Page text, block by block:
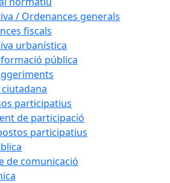
/ Ordenances generals
fiscals
urbanística
pública
participatius
de participació
participatius
de comunicació